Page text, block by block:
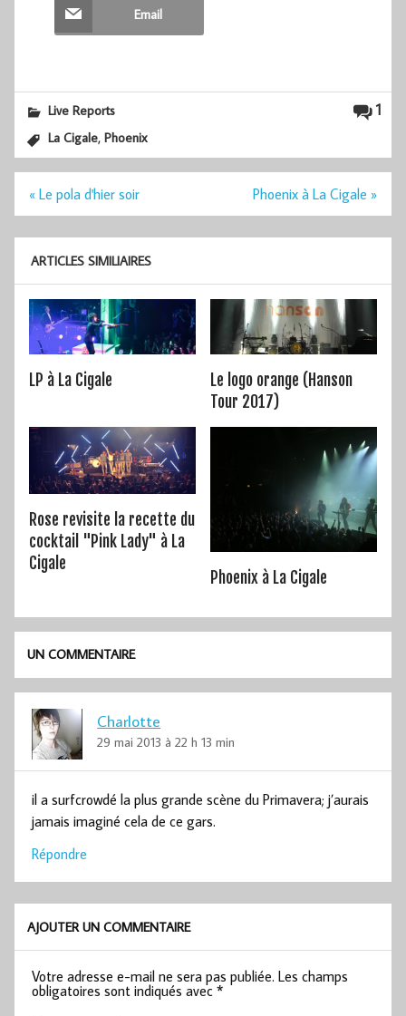
Email
1
Live Reports
La Cigale,Phoenix
Navigation
l’article
« Le pola d'hier soir Phoenix à La Cigale »
ARTICLES SIMILIAIRES
LP à La Cigale
Le logo orange (Hanson
Tour 2017)
Rose revisite la recette du
cocktail "Pink Lady" à La
Cigale
Phoenix à La Cigale
UN COMMENTAIRE
Charlotte
29 mai 2013 à 22 h 13 min
il a surfcrowdé la plus grande scène du Primavera; j’aurais
jamais imaginé cela de ce gars.
Répondre
AJOUTER UN COMMENTAIRE
Votre adresse e-mail ne sera pas publiée. Les champs
obligatoires sont indiqués avec*